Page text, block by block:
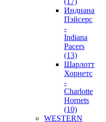
Индиана
Пэйсерс
-
Indiana
Pacers
(13)
Шарлотт
Хорнетс
-
Charlotte
Hornets
(10)
WESTERN